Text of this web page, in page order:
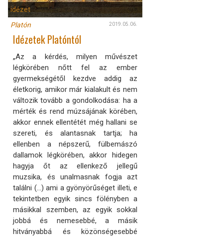
idézet
Platón 2019.05.06.
Idézetek Platóntól
„Az a kérdés, milyen művészet
légkörében nőtt fel az ember
gyermekségétől kezdve addig az
életkorig, amikor már kialakult és nem
változik tovább a gondolkodása: ha a
mérték és rend múzsájának körében,
akkor ennek ellentétét még hallani se
szereti, és alantasnak tartja; ha
ellenben a népszerű, fülbemászó
dallamok légkörében, akkor hidegen
hagyja őt az ellenkező jellegű
muzsika, és unalmasnak fogja azt
találni (…) ami a gyönyörűséget illeti, e
tekintetben egyik sincs fölényben a
másikkal szemben, az egyik sokkal
jobbá és nemesebbé, a másik
hitványabbá és közönségesebbé